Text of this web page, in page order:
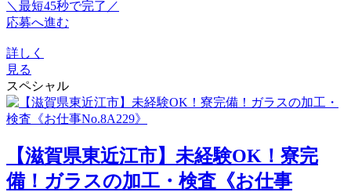
＼最短45秒で完了／
応募へ進む
詳しく
見る
スペシャル
【滋賀県東近江市】未経験OK！寮完
備！ガラスの加工・検査《お仕事